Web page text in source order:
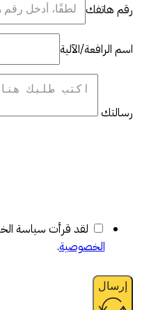
رقم هاتفك
اسم الرافعة/الآلية
رسالتك
لقد قرأت سياسة
الخصوصية.
إرسال